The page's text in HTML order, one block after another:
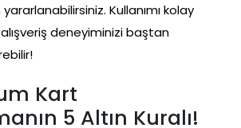
Kullanımı kolay
deneyiminizi baştan
Kart
5 Altın Kuralı!